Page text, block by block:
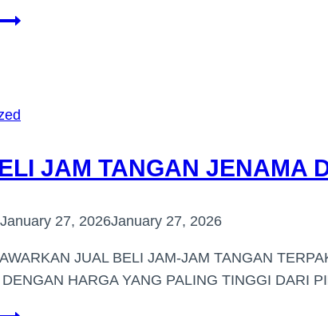
JAM TANGAN JENAMA
January 27, 2026January 27, 2026
JUAL BELI JAM-JAM TANGAN
HARGA YANG PALING TINGGI DARI